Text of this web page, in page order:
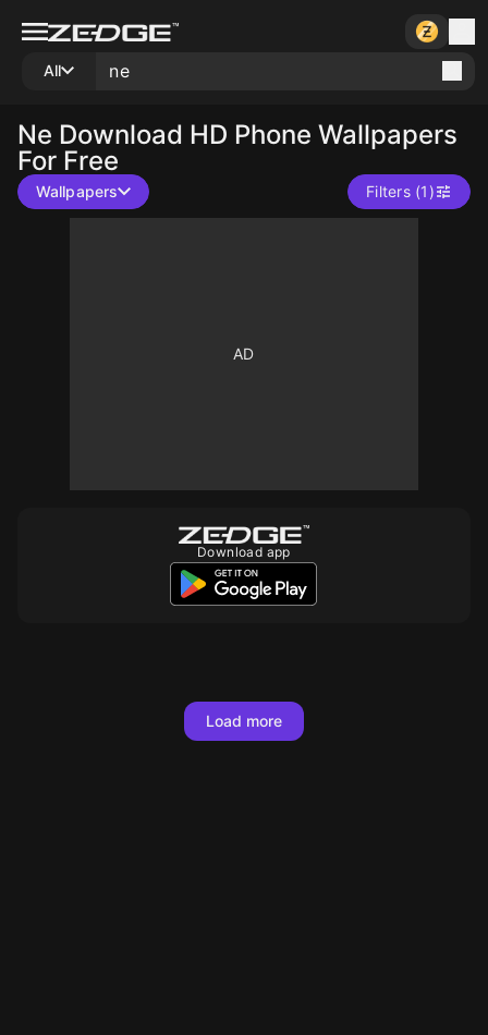
All
Ne Download HD Phone Wallpapers
For Free
Wallpapers Filters (1)
Download app
Load more